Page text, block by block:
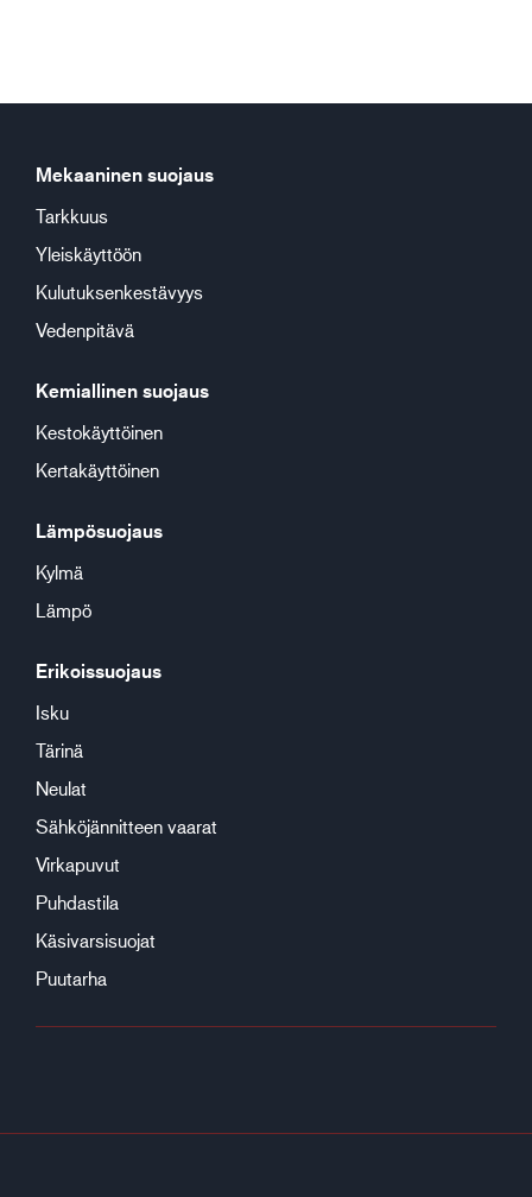
Mekaaninen suojaus
Tarkkuus
Yleiskäyttöön
Kulutuksenkestävyys
Vedenpitävä
Kemiallinen suojaus
Kestokäyttöinen
Kertakäyttöinen
Lämpösuojaus
Kylmä
Lämpö
Erikoissuojaus
Isku
Tärinä
Neulat
Sähköjännitteen vaarat
Virkapuvut
Puhdastila
Käsivarsisuojat
Puutarha